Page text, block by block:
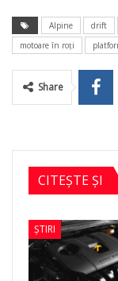
Alpine drift
motoare în roți
Share
CITEȘTE ȘI
ȘTIRI